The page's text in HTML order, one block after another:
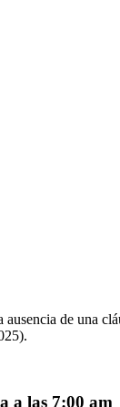
de una
a las 7:00 am